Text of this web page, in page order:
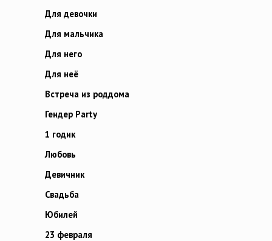
Для девочки
Для мальчика
Для него
Для неё
Встреча из роддома
Гендер Party
1 годик
Любовь
Девичник
Свадьба
Юбилей
23 февраля